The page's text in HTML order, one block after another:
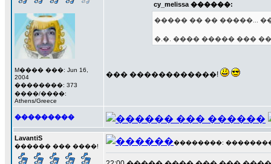
M���� ���: Jun 16,
2004
��������: 373
����/����:
Athens/Greece
cy_melissa ������:
����� �� �� �����...
�.�. ���� ����� ���
��� ������������!
���������
LavantiS
������ ��� ����!
��������: ���������